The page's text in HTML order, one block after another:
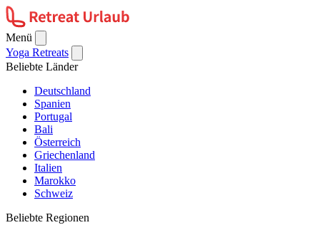
Menü
Yoga Retreats
Beliebte Länder
Deutschland
Spanien
Portugal
Bali
Österreich
Griechenland
Italien
Marokko
Schweiz
Beliebte Regionen